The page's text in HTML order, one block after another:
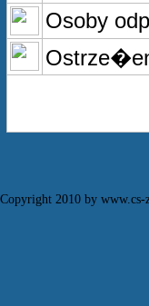
Osoby
Copyright 2010 by www.cs-